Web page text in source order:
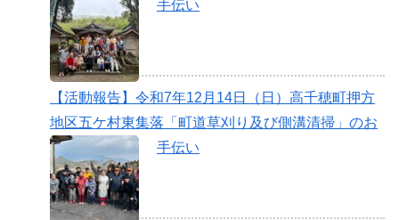
手伝い
【活動報告】令和7年12月14日（日）高千穂町押方
地区五ケ村東集落「町道草刈り及び側溝清掃」のお
手伝い